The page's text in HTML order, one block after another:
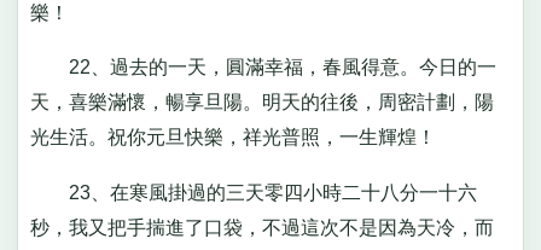
樂！
22、過去的一天，圓滿幸福，春風得意。今日的一
天，喜樂滿懷，暢享旦陽。明天的往後，周密計劃，陽
光生活。祝你元旦快樂，祥光普照，一生輝煌！
23、在寒風掛過的三天零四小時二十八分一十六
秒，我又把手揣進了口袋，不過這次不是因為天冷，而